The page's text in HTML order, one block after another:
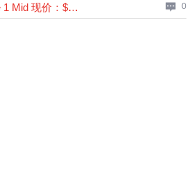
Air Force 1 Mid 现价：$112起！
0